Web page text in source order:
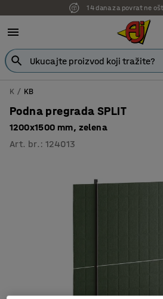
7 godina garancije
K KB
Podna pregrada SPLIT
1200x1500 mm, zelena
Art. br. :124013